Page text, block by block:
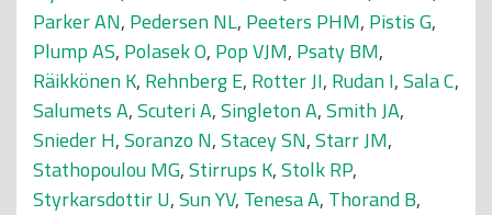
Parker AN, Pedersen NL, Peeters PHM, Pistis G,
Plump AS, Polasek O, Pop VJM, Psaty BM,
Räikkönen K, Rehnberg E, Rotter JI, Rudan I,Sala C,
Salumets A,Scuteri A,Singleton A,Smith JA,
Snieder H,Soranzo N,Stacey SN,Starr JM,
Stathopoulou MG,Stirrups K,Stolk RP,
Styrkarsdottir U,Sun YV, Tenesa A, Thorand B,